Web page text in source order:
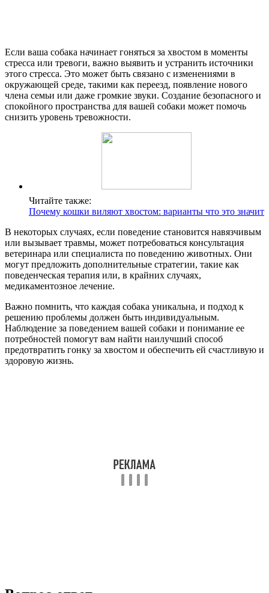
Если ваша собака начинает гоняться за хвостом в моменты
стресса или тревоги, важно выявить и устранить источники
этого стресса. Это может быть связано с изменениями в
окружающей среде, такими как переезд, появление нового
члена семьи или даже громкие звуки. Создание безопасного и
спокойного пространства для вашей собаки может помочь
снизить уровень тревожности.
Читайте также:
Почему кошки виляют хвостом: варианты что это значит
В некоторых случаях, если поведение становится навязчивым
или вызывает травмы, может потребоваться консультация
ветеринара или специалиста по поведению животных. Они
могут предложить дополнительные стратегии, такие как
поведенческая терапия или, в крайних случаях,
медикаментозное лечение.
Важно помнить, что каждая собака уникальна, и подход к
решению проблемы должен быть индивидуальным.
Наблюдение за поведением вашей собаки и понимание ее
потребностей помогут вам найти наилучший способ
предотвратить гонку за хвостом и обеспечить ей счастливую и
здоровую жизнь.